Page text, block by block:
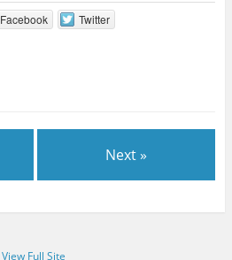
Facebook Twitter
Next »
View Full Site